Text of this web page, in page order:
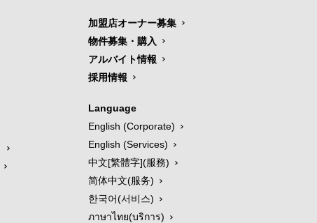
加盟店オーナー募集
物件募集・購入
アルバイト情報
採用情報
Language
English (Corporate)
English (Services)
中文[繁體字](服務)
简体中文(服务)
한국어(서비스)
ภาษาไทย(บริการ)